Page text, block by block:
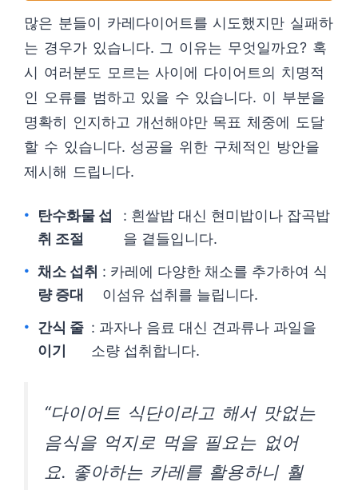
많은 분들이 카레다이어트를 시도했지만 실패하
는 경우가 있습니다. 그 이유는 무엇일까요? 혹
시 여러분도 모르는 사이에 다이어트의 치명적
인 오류를 범하고 있을 수 있습니다. 이 부분을
명확히 인지하고 개선해야만 목표 체중에 도달
할 수 있습니다. 성공을 위한 구체적인 방안을
제시해 드립니다.
탄수화물 섭
취 조절
: 흰쌀밥 대신 현미밥이나 잡곡밥
을 곁들입니다.
채소 섭취
량 증대
: 카레에 다양한 채소를 추가하여 식
이섬유 섭취를 늘립니다.
간식 줄
이기
: 과자나 음료 대신 견과류나 과일을
소량 섭취합니다.
“다이어트 식단이라고 해서 맛없는
음식을 억지로 먹을 필요는 없어
요. 좋아하는 카레를 활용하니 훨